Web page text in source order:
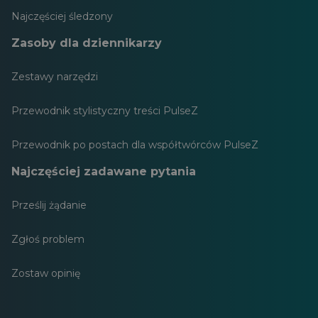
Najczęściej śledzony
Zasoby dla dziennikarzy
Zestawy narzędzi
Przewodnik stylistyczny treści PulseZ
Przewodnik po postach dla współtwórców PulseZ
Najczęściej zadawane pytania
Prześlij żądanie
Zgłoś problem
Zostaw opinię